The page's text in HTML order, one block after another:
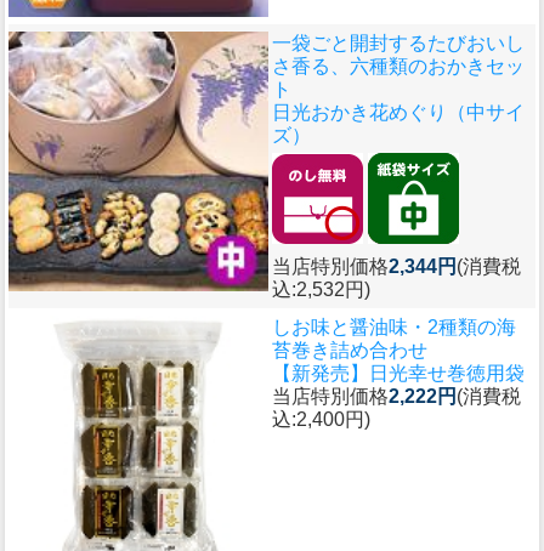
一袋ごと開封するたびおいし
さ香る、六種類のおかきセッ
ト
日光おかき花めぐり（中サイ
ズ）
当店特別価格2,344円 (消費税
込:2,532円)
しお味と醤油味・2種類の海
苔巻き詰め合わせ
【新発売】日光幸せ巻徳用袋
当店特別価格2,222円 (消費税
込:2,400円)